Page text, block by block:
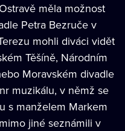
měla možnost
Petra Bezruče v
mohli diváci vidět
Těšíně, Národním
Moravském divadle
muzikálu, v němž se
s manželem Markem
jiné seznámili v